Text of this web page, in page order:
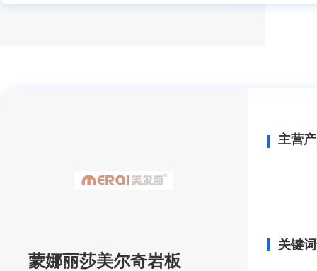
蒙娜丽莎美尔奇岩板
主营
关键